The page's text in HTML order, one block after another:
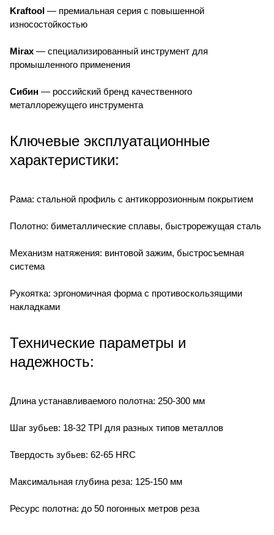
Kraftool — премиальная серия с повышенной
износостойкостью
Mirax — специализированный инструмент для
промышленного применения
Сибин — российский бренд качественного
металлорежущего инструмента
Ключевые эксплуатационные
характеристики:
Рама: стальной профиль с антикоррозионным покрытием
Полотно: биметаллические сплавы, быстрорежущая сталь
Механизм натяжения: винтовой зажим, быстросъемная
система
Рукоятка: эргономичная форма с противоскользящими
накладками
Технические параметры и
надежность:
Длина устанавливаемого полотна: 250-300 мм
Шаг зубьев: 18-32 TPI для разных типов металлов
Твердость зубьев: 62-65 HRC
Максимальная глубина реза: 125-150 мм
Ресурс полотна: до 50 погонных метров реза